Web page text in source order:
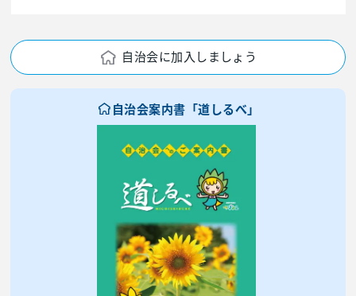
自治会に加入しましょう
自治会案内書「道しるべ」